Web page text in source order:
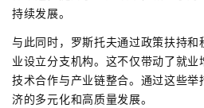
持续发展。
与此同时，罗斯托夫通过政策扶持
业设立分支机构。这不仅带动了就
技术合作与产业链整合。通过这些
济的多元化和高质量发展。